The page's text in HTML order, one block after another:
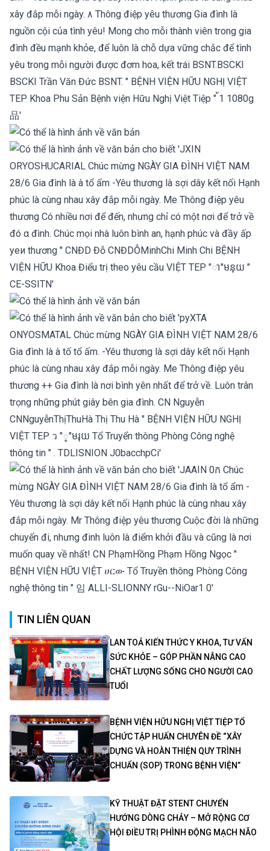
TIN LIÊN QUAN
LAN TOẢ KIẾN THỨC Y KHOA, TƯ VẤN
SỨC KHỎE – GÓP PHẦN NÂNG CAO
CHẤT LƯỢNG SỐNG CHO NGƯỜI CAO
TUỔI
BỆNH VIỆN HỮU NGHỊ VIỆT TIỆP TỔ
CHỨC TẬP HUẤN CHUYÊN ĐỀ “XÂY
DỰNG VÀ HOÀN THIỆN QUY TRÌNH
CHUẨN (SOP) TRONG BỆNH VIỆN”
KỸ THUẬT ĐẶT STENT CHUYỂN
HƯỚNG DÒNG CHẢY – MỞ RỘNG CƠ
HỘI ĐIỀU TRỊ PHÌNH ĐỘNG MẠCH NÃO